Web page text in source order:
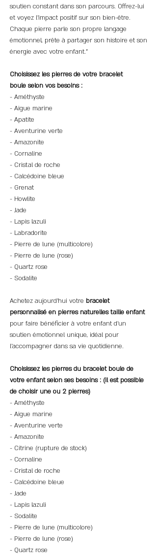
soutien constant dans son parcours. Offrez-lui
et voyez l'impact positif sur son bien-être.
Chaque pierre parle son propre langage
émotionnel, prête à partager son histoire et son
énergie avec votre enfant."
Choisissez les pierres de votre bracelet
boule selon vos besoins :
- Améthyste
- Aigue marine
- Apatite
- Aventurine verte
- Amazonite
- Cornaline
- Cristal de roche
- Calcédoine bleue
- Grenat
- Howlite
- Jade
- Lapis lazuli
- Labradorite
- Pierre de lune (multicolore)
- Pierre de lune (rose)
- Quartz rose
- Sodalite
Achetez aujourd'hui votre bracelet
personnalisé en pierres naturelles taille enfant
pour faire bénéficier à votre enfant d'un
soutien émotionnel unique, idéal pour
l'accompagner dans sa vie quotidienne.
Choisissez les pierres du bracelet boule de
votre enfant selon ses besoins : (il est possible
de choisir une ou 2 pierres)
- Améthyste
- Aigue marine
- Aventurine verte
- Amazonite
- Citrine (rupture de stock)
- Cornaline
- Cristal de roche
- Calcédoine bleue
- Jade
- Lapis lazuli
- Sodalite
- Pierre de lune (multicolore)
- Pierre de lune (rose)
- Quartz rose